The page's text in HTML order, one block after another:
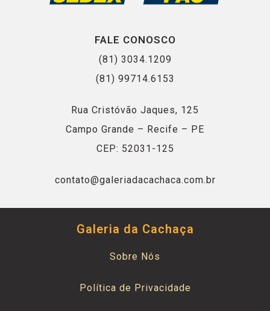
FALE CONOSCO
(81) 3034.1209
(81) 99714.6153
Rua Cristóvão Jaques, 125
Campo Grande – Recife – PE
CEP: 52031-125
contato@galeriadacachaca.com.br
Galeria da Cachaça
Sobre Nós
Política de Privacidade